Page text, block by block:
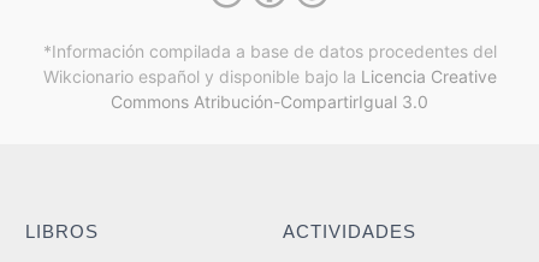
*Información compilada a base de datos procedentes del
Wikcionario español y disponible bajo la Licencia Creative
Commons Atribución-CompartirIgual 3.0
LIBROS ACTIVIDADES